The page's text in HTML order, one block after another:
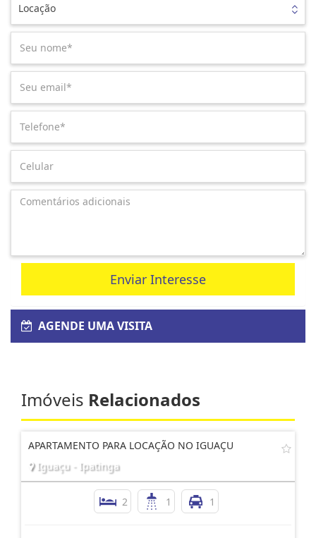
Locação
Enviar Interesse
AGENDE UMA VISITA
Imóveis Relacionados
APARTAMENTO PARA LOCAÇÃO NO IGUAÇU
Iguaçu - Ipatinga
2 1 1